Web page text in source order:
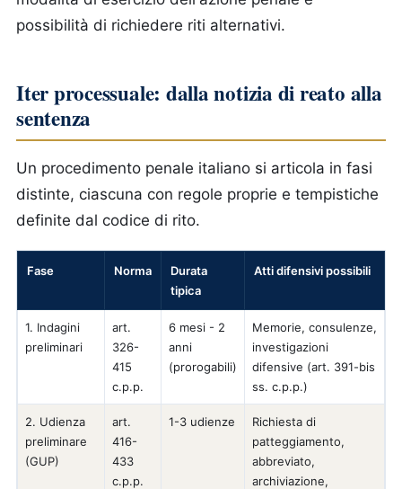
possibilità di richiedere riti alternativi.
Iter processuale: dalla notizia di reato alla
sentenza
Un procedimento penale italiano si articola in fasi
distinte, ciascuna con regole proprie e tempistiche
definite dal codice di rito.
Fase Norma
Durata
tipica
Atti difensivi possibili
1. Indagini
preliminari
art.
326-
415
c.p.p.
6 mesi - 2
anni
(prorogabili)
Memorie, consulenze,
investigazioni
difensive (art. 391-bis
ss. c.p.p.)
2. Udienza
preliminare
(GUP)
art.
416-
433
c.p.p.
1-3 udienze
Richiesta di
patteggiamento,
abbreviato,
archiviazione,